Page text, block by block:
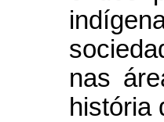
nas
história